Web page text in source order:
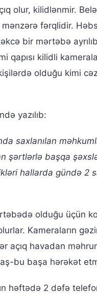
olur, kilidlənmir.
fərqlidir.
bir mərtəbə
kilidli
olduğu kimi
yazılıb:
saxlanılan
şərtlərlə başqa
hallarda gündə 2
olduğu üçün
Kameraların
açıq havadan
bu başa hərəkət
həftədə 2 dəfə